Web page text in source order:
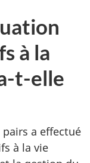
à la
t-elle
a effectué
à la vie